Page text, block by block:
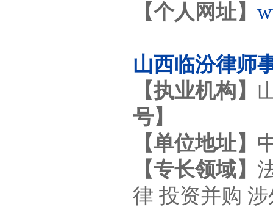
【个人网址】
山西临汾律师
【执业机构】
号】
【单位地址】
【专长领域】
律 投资并购